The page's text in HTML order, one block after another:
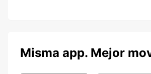
Misma app. Mejor